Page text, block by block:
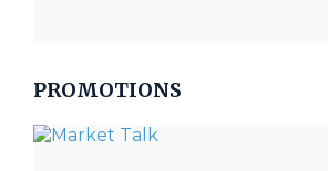
PROMOTIONS